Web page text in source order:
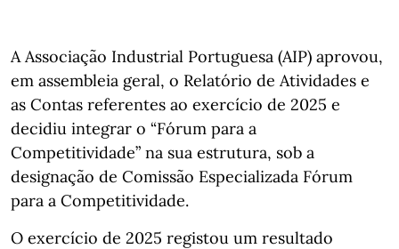
A Associação Industrial Portuguesa (AIP) aprovou,
em assembleia geral, o Relatório de Atividades e
as Contas referentes ao exercício de 2025 e
decidiu integrar o “Fórum para a
Competitividade” na sua estrutura, sob a
designação de Comissão Especializada Fórum
para a Competitividade.
O exercício de 2025 registou um resultado